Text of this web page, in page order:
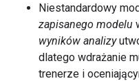
Niestandardowy
zapisanego modelu
wyników analizy
dlatego wdrażanie
trenerze i